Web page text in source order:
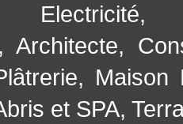
Electricité
, Architecte,
, Maison
et SPA,